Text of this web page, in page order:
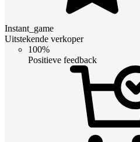
Instant_game
Uitstekende verkoper
100%
Positieve feedback